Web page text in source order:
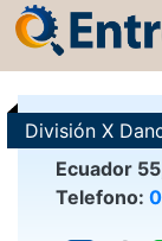
División X
Ecuador
Telefono: